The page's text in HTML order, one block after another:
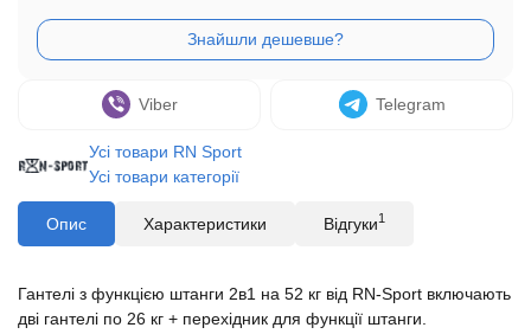
Viber Telegram
Усі товари RN Sport
Усі товари категорії
Опис Характеристики Відгуки1
Гантелі з функцією штанги 2в1 на 52 кг від RN-Sport включають
дві гантелі по 26 кг + перехідник для функції штанги.